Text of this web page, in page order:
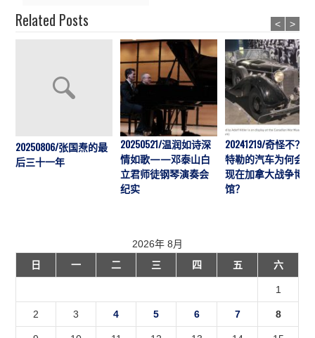
Related Posts
20250806/张国焘的最
后三十一年
20250521/温润如诗深
情如歌——邓泰山白
立君师徒钢琴演奏会
纪实
20241219/奇怪不？希
特勒的汽车为何会出
现在加拿大战争博物
馆？
< >
2026年 8月
日
一 二 三 四 五 六
1
2 3 4 5 6 7 8